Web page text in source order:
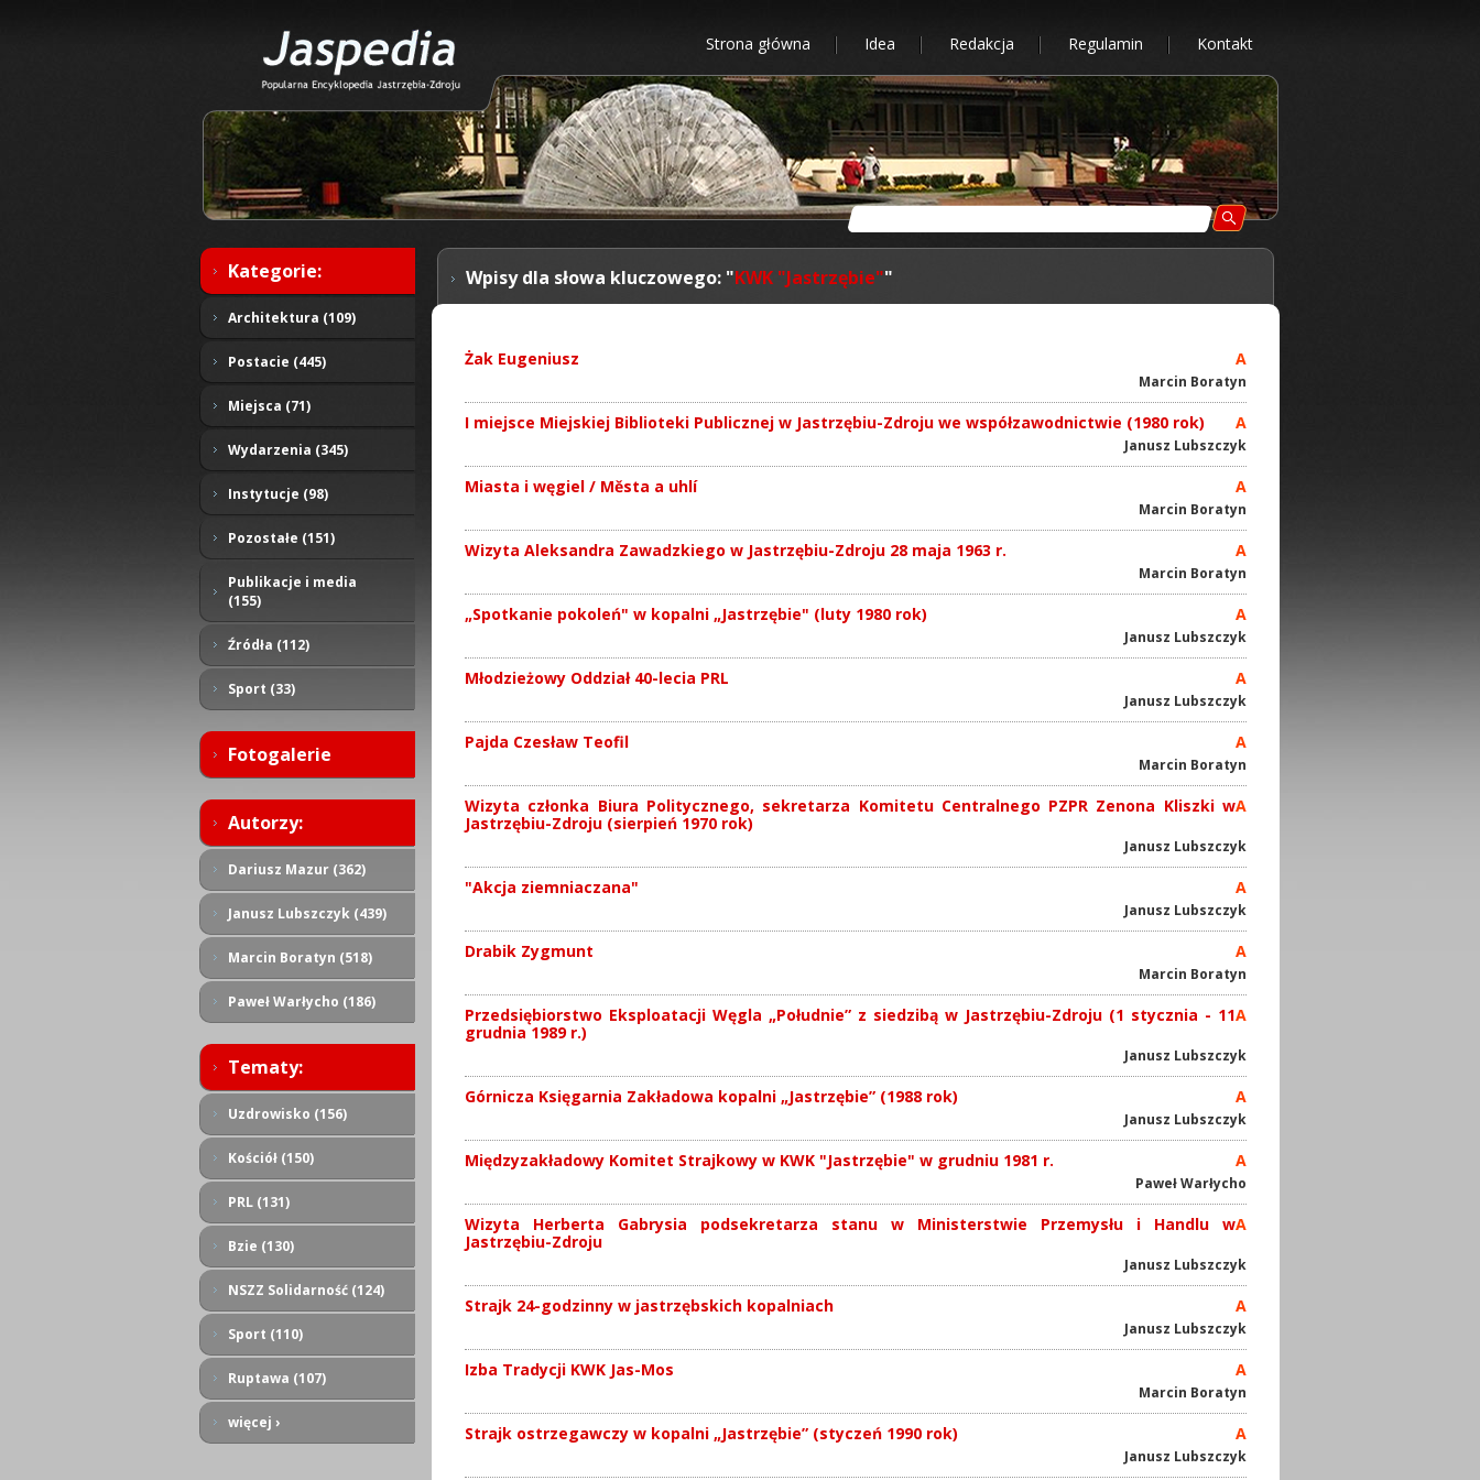
Strona główna Idea Redakcja Regulamin Kontakt
Kategorie:
Architektura (109)
Postacie (445)
Miejsca (71)
Wydarzenia (345)
Instytucje (98)
Pozostałe (151)
Publikacje i media
(155)
Źródła (112)
Sport (33)
Fotogalerie
Autorzy:
Dariusz Mazur (362)
Janusz Lubszczyk (439)
Marcin Boratyn (518)
Paweł Warłycho (186)
Tematy:
Uzdrowisko (156)
Kościół (150)
PRL (131)
Bzie (130)
NSZZ Solidarność (124)
Sport (110)
Ruptawa (107)
więcej ›
Wpisy dla słowa kluczowego: "KWK "Jastrzębie""
A
Żak Eugeniusz
Marcin Boratyn
A
I miejsce Miejskiej Biblioteki Publicznej w Jastrzębiu-Zdroju we współzawodnictwie (1980 rok)
Janusz Lubszczyk
A
Miasta i węgiel / Města a uhlí
Marcin Boratyn
A
Wizyta Aleksandra Zawadzkiego w Jastrzębiu-Zdroju 28 maja 1963 r.
Marcin Boratyn
A
„Spotkanie pokoleń" w kopalni „Jastrzębie" (luty 1980 rok)
Janusz Lubszczyk
A
Młodzieżowy Oddział 40-lecia PRL
Janusz Lubszczyk
A
Pajda Czesław Teofil
Marcin Boratyn
A
Wizyta członka Biura Politycznego, sekretarza Komitetu Centralnego PZPR Zenona Kliszki w
Jastrzębiu-Zdroju (sierpień 1970 rok)
Janusz Lubszczyk
A
"Akcja ziemniaczana"
Janusz Lubszczyk
A
Drabik Zygmunt
Marcin Boratyn
A
Przedsiębiorstwo Eksploatacji Węgla „Południe” z siedzibą w Jastrzębiu-Zdroju (1 stycznia - 11
grudnia 1989 r.)
Janusz Lubszczyk
A
Górnicza Księgarnia Zakładowa kopalni „Jastrzębie” (1988 rok)
Janusz Lubszczyk
A
Międzyzakładowy Komitet Strajkowy w KWK "Jastrzębie" w grudniu 1981 r.
Paweł Warłycho
A
Wizyta Herberta Gabrysia podsekretarza stanu w Ministerstwie Przemysłu i Handlu w
Jastrzębiu-Zdroju
Janusz Lubszczyk
A
Strajk 24-godzinny w jastrzębskich kopalniach
Janusz Lubszczyk
A
Izba Tradycji KWK Jas-Mos
Marcin Boratyn
A
Strajk ostrzegawczy w kopalni „Jastrzębie” (styczeń 1990 rok)
Janusz Lubszczyk